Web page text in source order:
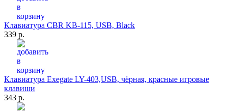
Клавиатура CBR KB-115, USB, Black
339 р.
Клавиатура Exegate LY-403,USB, чёрная, красные игровые
клавиши
343 р.